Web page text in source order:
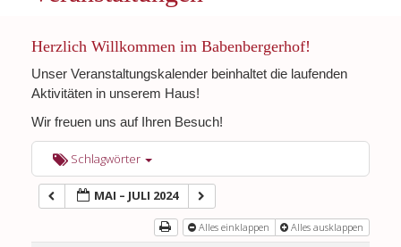
Herzlich Willkommen im Babenbergerhof!
Unser Veranstaltungskalender beinhaltet die laufenden
Aktivitäten in unserem Haus!
Wir freuen uns auf Ihren Besuch!
Schlagwörter
MAI – JULI 2024
Alles einklappen Alles ausklappen